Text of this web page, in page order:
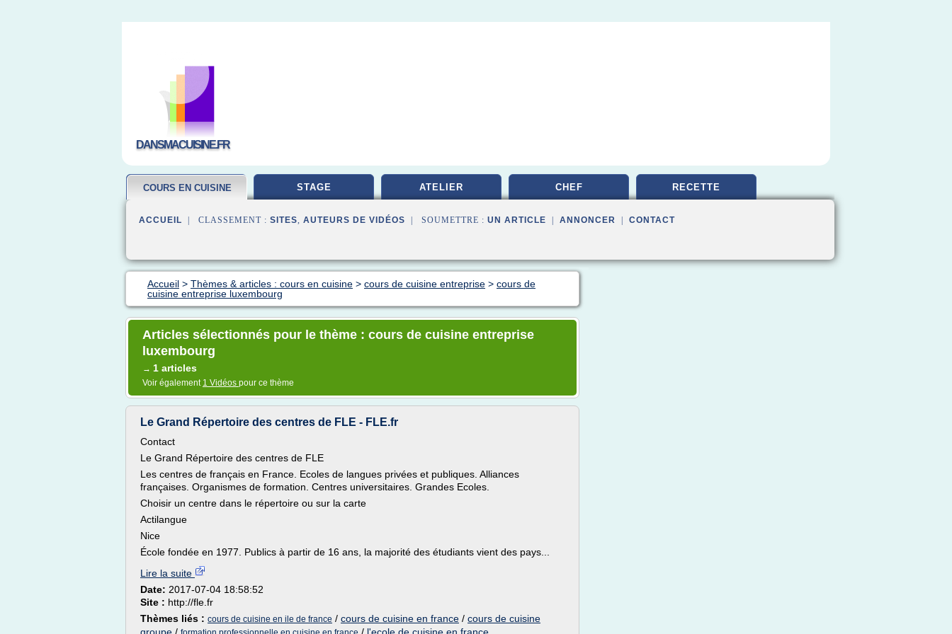
DANSMACUISINE.FR
COURS EN CUISINE STAGE ATELIER CHEF RECETTE
ACCUEIL | CLASSEMENT : SITES, AUTEURS DE VIDÉOS | SOUMETTRE : UN ARTICLE ANNONCER CONTACT
Accueil > Thèmes & articles : cours en cuisine > cours de cuisine entreprise > cours de
cuisine entreprise luxembourg
Articles sélectionnés pour le thème : cours de cuisine entreprise
luxembourg
→ 1 articles
Voir également 1 Vidéos pour ce thème
Le Grand Répertoire des centres de FLE - FLE.fr
Contact
Le Grand Répertoire des centres de FLE
Les centres de français en France. Ecoles de langues privées et publiques. Alliances
françaises. Organismes de formation. Centres universitaires. Grandes Ecoles.
Choisir un centre dans le répertoire ou sur la carte
Actilangue
Nice
École fondée en 1977. Publics à partir de 16 ans, la majorité des étudiants vient des pays...
Lire la suite
Date: 2017-07-04 18:58:52
Site : http://fle.fr
Thèmes liés : cours de cuisine en ile de france / cours de cuisine en france / cours de cuisine